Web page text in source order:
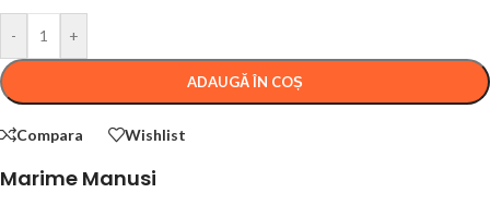
- +
ADAUGĂ ÎN COȘ
Compara Wishlist
Marime Manusi